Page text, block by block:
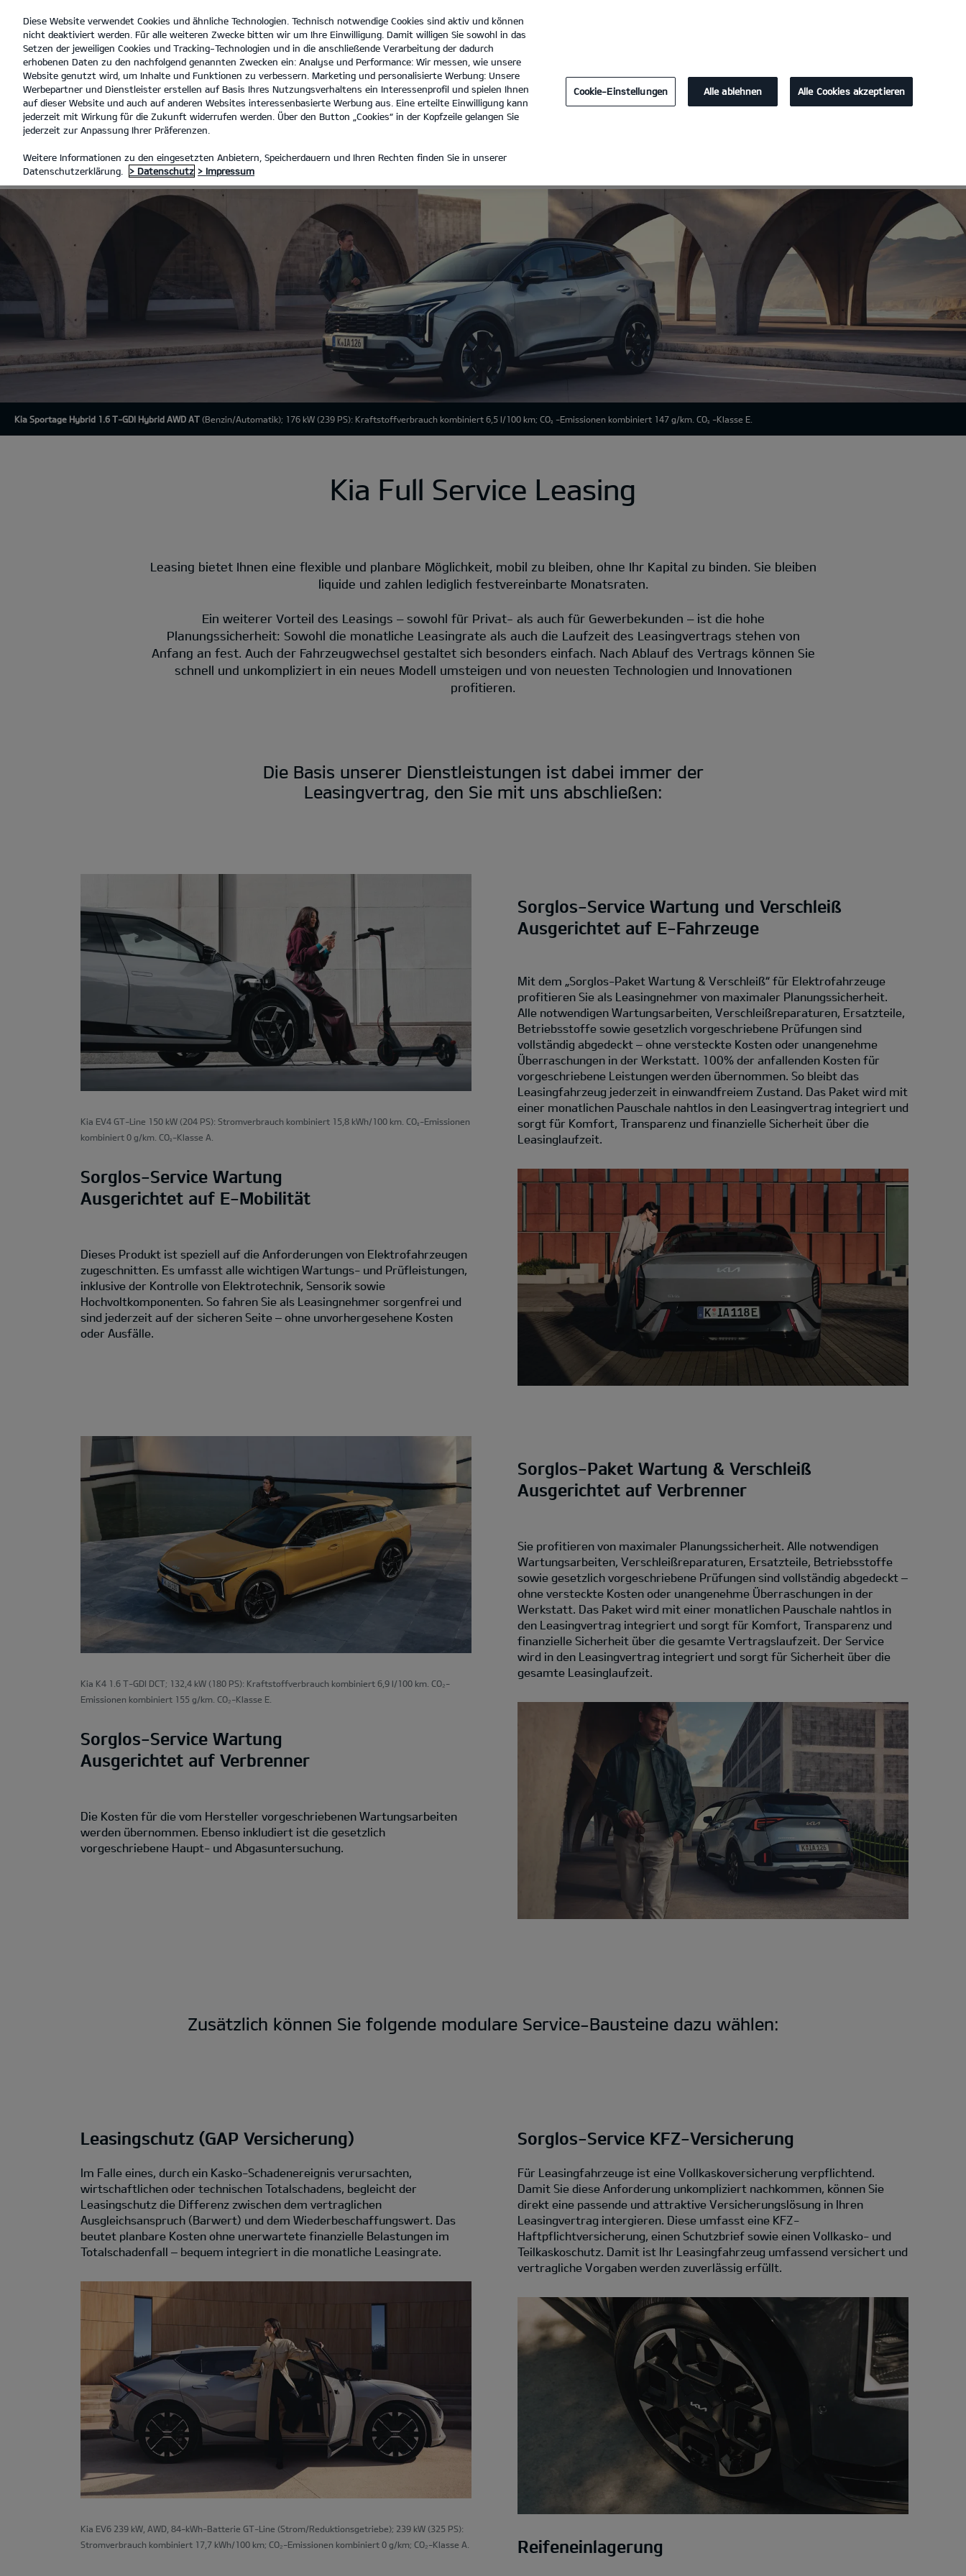
open
menu
Autohaus Klein GmbH Tel. :06831 - 94030
FULL SERVICE LEASING
FULL SERVICE LEASING
Kia Sportage Hybrid 1.6 T-GDI Hybrid AWD AT (Benzin/Automatik); 176 kW (239 PS): Kraftstoffverbrauch kombiniert 6,5 l/100 km; CO2 -Emissionen kombiniert 147 g/km. CO2 -Klasse E.
Kia Full Service Leasing
Leasing bietet Ihnen eine flexible und planbare Möglichkeit, mobil zu bleiben, ohne Ihr Kapital zu binden. Sie bleiben
liquide und zahlen lediglich festvereinbarte Monatsraten.
Ein weiterer Vorteil des Leasings – sowohl für Privat- als auch für Gewerbekunden – ist die hohe
Planungssicherheit: Sowohl die monatliche Leasingrate als auch die Laufzeit des Leasingvertrags stehen von
Anfang an fest. Auch der Fahrzeugwechsel gestaltet sich besonders einfach. Nach Ablauf des Vertrags können Sie
schnell und unkompliziert in ein neues Modell umsteigen und von neuesten Technologien und Innovationen
profitieren.
Die Basis unserer Dienstleistungen ist dabei immer der
Leasingvertrag, den Sie mit uns abschließen:
Kia EV4 GT-Line 150 kW (204 PS): Stromverbrauch kombiniert 15,8 kWh/100 km. CO2 -Emissionen
kombiniert 0 g/km. CO2 -Klasse A.
Sorglos-Service Wartung
Ausgerichtet auf E-Mobilität
Dieses Produkt ist speziell auf die Anforderungen von Elektrofahrzeugen
zugeschnitten. Es umfasst alle wichtigen Wartungs- und Prüfleistungen,
inklusive der Kontrolle von Elektrotechnik, Sensorik sowie
Hochvoltkomponenten. So fahren Sie als Leasingnehmer sorgenfrei und
sind jederzeit auf der sicheren Seite – ohne unvorhergesehene Kosten
oder Ausfälle.
Sorglos-Service Wartung und Verschleiß
Ausgerichtet auf E-Fahrzeuge
Mit dem „Sorglos-Paket Wartung & Verschleiß“ für Elektrofahrzeuge
profitieren Sie als Leasingnehmer von maximaler Planungssicherheit.
Alle notwendigen Wartungsarbeiten, Verschleißreparaturen, Ersatzteile,
Betriebsstoffe sowie gesetzlich vorgeschriebene Prüfungen sind
vollständig abgedeckt – ohne versteckte Kosten oder unangenehme
Überraschungen in der Werkstatt. 100% der anfallenden Kosten für
vorgeschriebene Leistungen werden übernommen. So bleibt das
Leasingfahrzeug jederzeit in einwandfreiem Zustand. Das Paket wird mit
einer monatlichen Pauschale nahtlos in den Leasingvertrag integriert und
sorgt für Komfort, Transparenz und finanzielle Sicherheit über die
Leasinglaufzeit.
Kia K4 1.6 T-GDI DCT; 132,4 kW (180 PS): Kraftstoffverbrauch kombiniert 6,9 l/100 km. CO₂-
Emissionen kombiniert 155 g/km. CO₂-Klasse E.
Sorglos-Service Wartung
Ausgerichtet auf Verbrenner
Die Kosten für die vom Hersteller vorgeschriebenen Wartungsarbeiten
werden übernommen. Ebenso inkludiert ist die gesetzlich
vorgeschriebene Haupt- und Abgasuntersuchung.
Sorglos-Paket Wartung & Verschleiß
Ausgerichtet auf Verbrenner
Sie profitieren von maximaler Planungssicherheit. Alle notwendigen
Wartungsarbeiten, Verschleißreparaturen, Ersatzteile, Betriebsstoffe
sowie gesetzlich vorgeschriebene Prüfungen sind vollständig abgedeckt –
ohne versteckte Kosten oder unangenehme Überraschungen in der
Werkstatt. Das Paket wird mit einer monatlichen Pauschale nahtlos in
den Leasingvertrag integriert und sorgt für Komfort, Transparenz und
finanzielle Sicherheit über die gesamte Vertragslaufzeit. Der Service
wird in den Leasingvertrag integriert und sorgt für Sicherheit über die
gesamte Leasinglaufzeit.
Zusätzlich können Sie folgende modulare Service-Bausteine dazu wählen:
Leasingschutz (GAP Versicherung)
Im Falle eines, durch ein Kasko-Schadenereignis verursachten,
wirtschaftlichen oder technischen Totalschadens, begleicht der
Leasingschutz die Differenz zwischen dem vertraglichen
Ausgleichsanspruch (Barwert) und dem Wiederbeschaffungswert. Das
beutet planbare Kosten ohne unerwartete finanzielle Belastungen im
Totalschadenfall – bequem integriert in die monatliche Leasingrate.
Kia EV6 239 kW, AWD, 84-kWh-Batterie GT-Line (Strom/Reduktionsgetriebe); 239 kW (325 PS):
Stromverbrauch kombiniert 17,7 kWh/100 km; CO₂-Emissionen kombiniert 0 g/km; CO₂-Klasse A.
Sorglos-Service KFZ-Versicherung
Für Leasingfahrzeuge ist eine Vollkaskoversicherung verpflichtend.
Damit Sie diese Anforderung unkompliziert nachkommen, können Sie
direkt eine passende und attraktive Versicherungslösung in Ihren
Leasingvertrag intergieren. Diese umfasst eine KFZ-
Haftpflichtversicherung, einen Schutzbrief sowie einen Vollkasko- und
Teilkaskoschutz. Damit ist Ihr Leasingfahrzeug umfassend versichert und
vertragliche Vorgaben werden zuverlässig erfüllt.
Reifeneinlagerung
Diese Website verwendet Cookies und ähnliche Technologien. Technisch notwendige Cookies sind aktiv und können
nicht deaktiviert werden. Für alle weiteren Zwecke bitten wir um Ihre Einwilligung. Damit willigen Sie sowohl in das
Setzen der jeweiligen Cookies und Tracking-Technologien und in die anschließende Verarbeitung der dadurch
erhobenen Daten zu den nachfolgend genannten Zwecken ein: Analyse und Performance: Wir messen, wie unsere
Website genutzt wird, um Inhalte und Funktionen zu verbessern. Marketing und personalisierte Werbung: Unsere
Werbepartner und Dienstleister erstellen auf Basis Ihres Nutzungsverhaltens ein Interessenprofil und spielen Ihnen
auf dieser Website und auch auf anderen Websites interessenbasierte Werbung aus. Eine erteilte Einwilligung kann
jederzeit mit Wirkung für die Zukunft widerrufen werden. Über den Button „Cookies“ in der Kopfzeile gelangen Sie
jederzeit zur Anpassung Ihrer Präferenzen.
Weitere Informationen zu den eingesetzten Anbietern, Speicherdauern und Ihren Rechten finden Sie in unserer
Datenschutzerklärung.
> Datenschutz > Impressum
Cookie-Einstellungen Alle ablehnen Alle Cookies akzeptieren